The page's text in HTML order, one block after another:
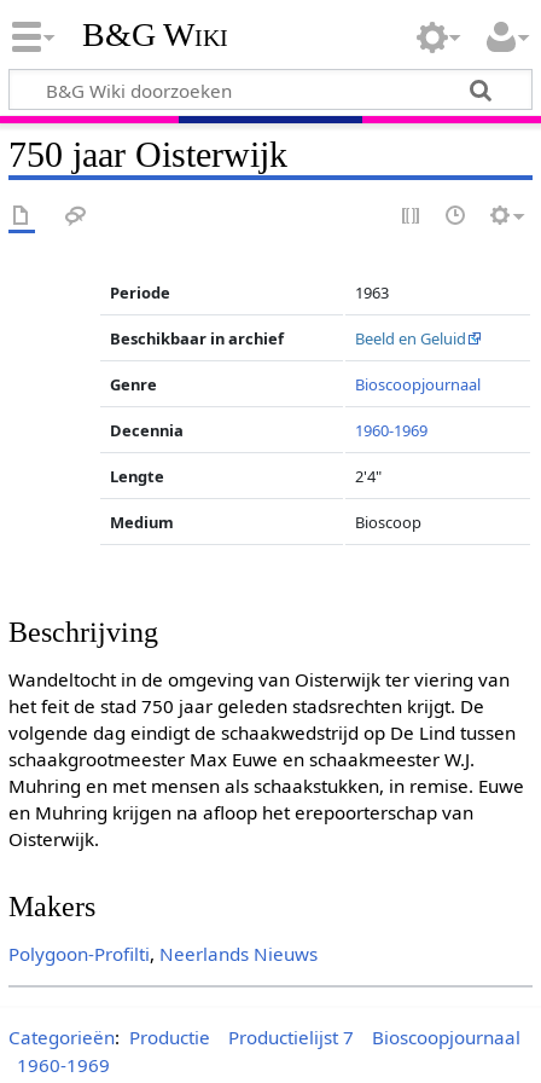
B&G Wiki
750 jaar Oisterwijk
Periode 1963
Beschikbaar in archief Beeld en Geluid
Genre Bioscoopjournaal
Decennia 1960-1969
Lengte 2'4"
Medium Bioscoop
Beschrijving
Wandeltocht in de omgeving van Oisterwijk ter viering van
het feit de stad 750 jaar geleden stadsrechten krijgt. De
volgende dag eindigt de schaakwedstrijd op De Lind tussen
schaakgrootmeester Max Euwe en schaakmeester W.J.
Muhring en met mensen als schaakstukken, in remise. Euwe
en Muhring krijgen na afloop het erepoorterschap van
Oisterwijk.
Makers
Polygoon-Profilti, Neerlands Nieuws
Categorieën: Productie Productielijst 7
Bioscoopjournaal
1960-1969